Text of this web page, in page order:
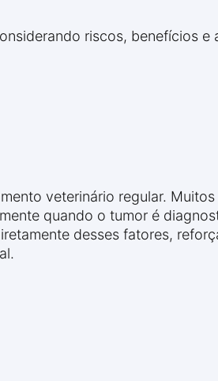
riscos, benefícios e
veterinário regular.
quando o tumor é
desses fatores,